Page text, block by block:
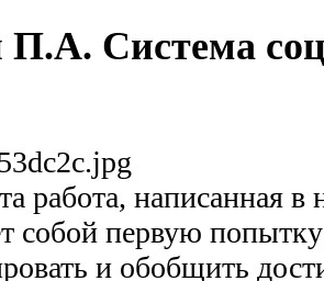
Система
работа, написанная в
собой первую попытку
и обобщить